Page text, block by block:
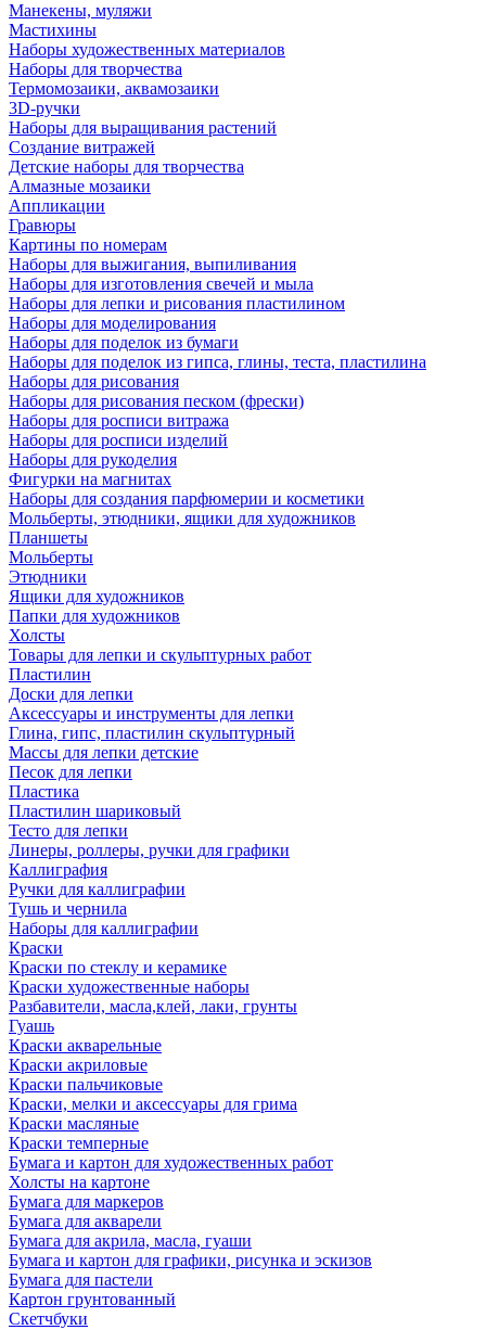
Манекены, муляжи
Мастихины
Наборы художественных материалов
Наборы для творчества
Термомозаики, аквамозаики
3D-ручки
Наборы для выращивания растений
Создание витражей
Детские наборы для творчества
Алмазные мозаики
Аппликации
Гравюры
Картины по номерам
Наборы для выжигания, выпиливания
Наборы для изготовления свечей и мыла
Наборы для лепки и рисования пластилином
Наборы для моделирования
Наборы для поделок из бумаги
Наборы для поделок из гипса, глины, теста, пластилина
Наборы для рисования
Наборы для рисования песком (фрески)
Наборы для росписи витража
Наборы для росписи изделий
Наборы для рукоделия
Фигурки на магнитах
Наборы для создания парфюмерии и косметики
Мольберты, этюдники, ящики для художников
Планшеты
Мольберты
Этюдники
Ящики для художников
Папки для художников
Холсты
Товары для лепки и скульптурных работ
Пластилин
Доски для лепки
Аксессуары и инструменты для лепки
Глина, гипс, пластилин скульптурный
Массы для лепки детские
Песок для лепки
Пластика
Пластилин шариковый
Тесто для лепки
Линеры, роллеры, ручки для графики
Каллиграфия
Ручки для каллиграфии
Тушь и чернила
Наборы для каллиграфии
Краски
Краски по стеклу и керамике
Краски художественные наборы
Разбавители, масла,клей, лаки, грунты
Гуашь
Краски акварельные
Краски акриловые
Краски пальчиковые
Краски, мелки и аксессуары для грима
Краски масляные
Краски темперные
Бумага и картон для художественных работ
Холсты на картоне
Бумага для маркеров
Бумага для акварели
Бумага для акрила, масла, гуаши
Бумага и картон для графики, рисунка и эскизов
Бумага для пастели
Картон грунтованный
Скетчбуки